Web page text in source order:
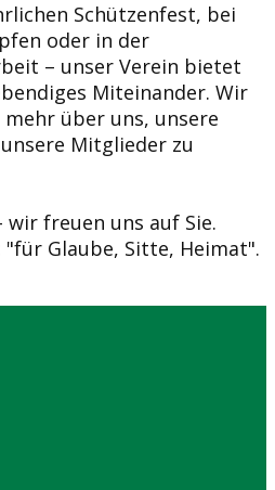
Schützenfest, bei
oder in der
– unser Verein bietet
Miteinander. Wir
über uns, unsere
Mitglieder zu
wir freuen uns auf Sie.
Glaube, Sitte, Heimat".